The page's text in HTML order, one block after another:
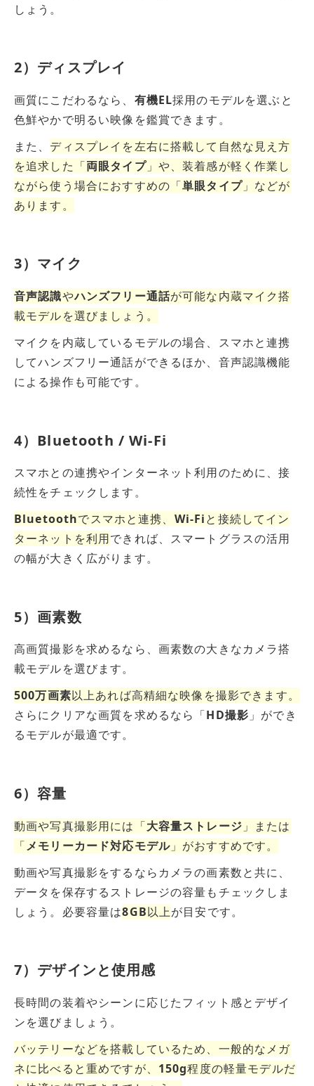
しょう。
2）ディスプレイ
画質にこだわるなら、 有機EL採用のモデルを選ぶと
色鮮やかで明るい映像を鑑賞できます。
また、 ディスプレイを左右に搭載して自然な見え方
を追求した「両眼タイプ」や、装着感が軽く作業し
ながら使う場合におすすめの「単眼タイプ」などが
あります。
3）マイク
音声認識やハンズフリー通話が可能な内蔵マイク搭
載モデルを選びましょう。
マイクを内蔵しているモデルの場合、スマホと連携
してハンズフリー通話ができるほか、音声認識機能
による操作も可能です。
4）Bluetooth / Wi-Fi
スマホとの連携やインターネット利用のために、接
続性をチェックします。
Bluetoothでスマホと連携、 Wi-Fiと接続してイン
ターネットを利用できれば、スマートグラスの活用
の幅が大きく広がります。
5）画素数
高画質撮影を求めるなら、画素数の大きなカメラ搭
載モデルを選びます。
500万画素以上あれば高精細な映像を撮影できます。
さらにクリアな画質を求めるなら「HD撮影 」ができ
るモデルが最適です。
6）容量
動画や写真撮影用には「大容量ストレージ 」または
「メモリーカード対応モデル」がおすすめです。
動画や写真撮影をするならカメラの画素数と共に、
データを保存するストレージの容量もチェックしま
しょう。必要容量は8GB以上が目安です。
7）デザインと使用感
長時間の装着やシーンに応じたフィット感とデザイ
ンを選びましょう。
バッテリーなどを搭載しているため、一般的なメガ
ネに比べると重めですが、 150g程度の軽量モデルだ